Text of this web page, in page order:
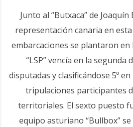
Junto al “Butxaca” de
representación canaria en
embarcaciones se plantaron en
“LSP” vencía en la segunda
disputadas y clasificándose 5º
tripulaciones participantes
territoriales. El sexto puesto
equipo asturiano “Bullbox”